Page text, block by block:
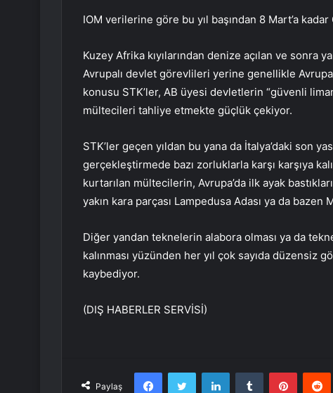
IOM verilerine göre bu yıl başından 8 Mart’a
Kuzey Afrika kıyılarından denize açılan ve sonra
Avrupalı devlet görevlileri yerine genellikle
konusu STK’ler, AB üyesi devletlerin “güvenli
mültecileri tahliye etmekte güçlük çekiyor.
STK’ler geçen yıldan bu yana da İtalya’daki son
gerçekleştirmede bazı zorluklarla karşı karşıya
kurtarılan mültecilerin, Avrupa’da ilk ayak
yakın kara parçası Lampedusa Adası ya da bazen
Diğer yandan teknelerin alabora olması ya da
kalınması yüzünden her yıl çok sayıda düzensiz
kaybediyor.
(DIŞ HABERLER SERVİSİ)
Paylaş
FacebookTwitter LinkedInTumblr Pinterest